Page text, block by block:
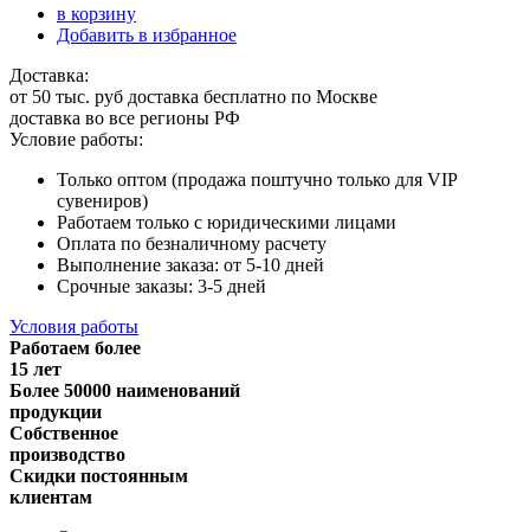
в корзину
Добавить в избранное
Доставка:
от 50 тыс. руб доставка бесплатно по Москве
доставка во все регионы РФ
Условие работы:
Только оптом (продажа поштучно только для VIP
сувениров)
Работаем только с юридическими лицами
Оплата по безналичному расчету
Выполнение заказа: от 5-10 дней
Срочные заказы: 3-5 дней
Условия работы
Работаем более
15 лет
Более 50000 наименований
продукции
Собственное
производство
Скидки постоянным
клиентам